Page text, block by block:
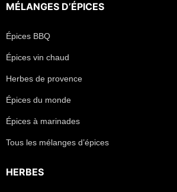
MÉLANGES D’ÉPICES
Épices BBQ
Épices vin chaud
Herbes de provence
Épices du monde
Épices à marinades
Tous les mélanges d’épices
HERBES